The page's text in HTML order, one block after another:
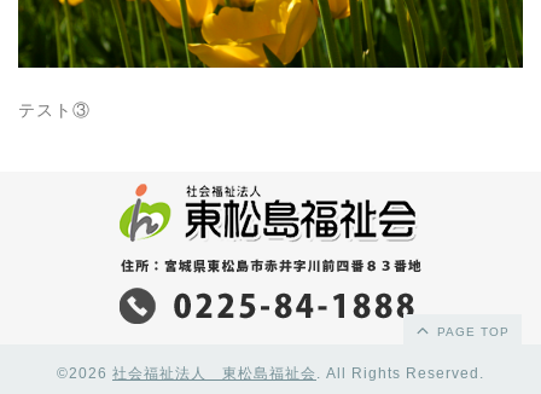
テスト③
PAGE TOP
©2026 社会福祉法人 東松島福祉会 . All Rights Reserved.